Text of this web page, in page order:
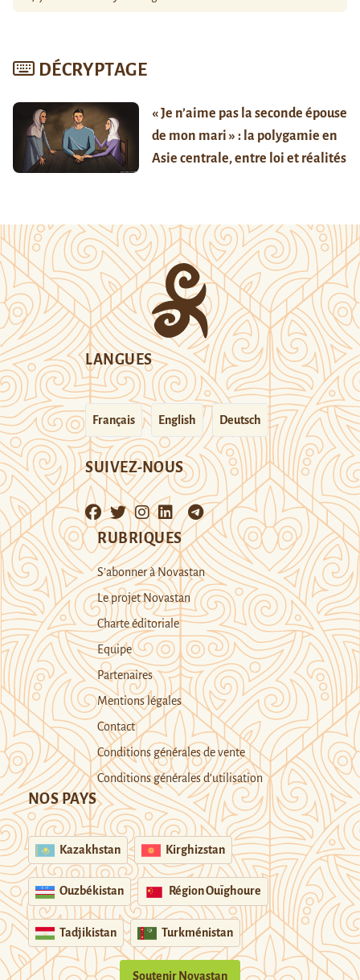
DÉCRYPTAGE
« Je n’aime pas la seconde épouse
de mon mari » : la polygamie en
Asie centrale, entre loi et réalités
LANGUES
Français English Deutsch
SUIVEZ-NOUS
RUBRIQUES
S’abonner à Novastan
Le projet Novastan
Charte éditoriale
Equipe
Partenaires
Mentions légales
Contact
Conditions générales de vente
Conditions générales d’utilisation
NOS PAYS
Kazakhstan Kirghizstan
Ouzbékistan Région Ouïghoure
Tadjikistan Turkménistan
Soutenir Novastan